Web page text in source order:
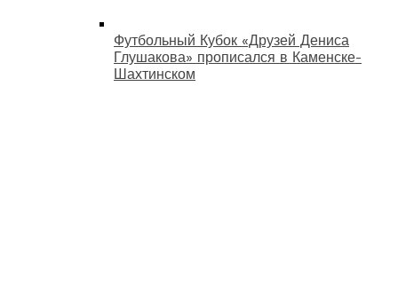
Футбольный Кубок «Друзей Дениса
Глушакова» прописался в Каменске-
Шахтинском